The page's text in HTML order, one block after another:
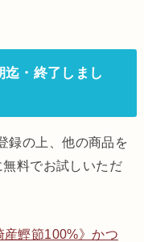
・終了しまし
録の上、他の商品を
料でお試しいただ
産鰹節100%》かつ